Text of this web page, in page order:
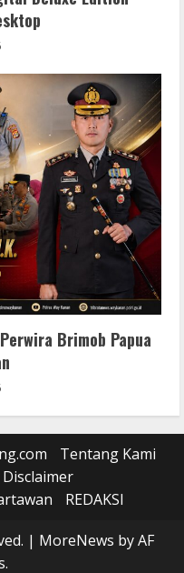
Brimob Papua
Tentang Kami
Disclaimer
REDAKSI
| MoreNews by AF